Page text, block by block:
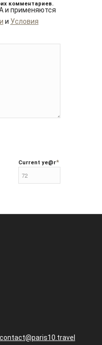
комментариев.
и применяются
и Условия
Current ye@r*
contact@paris10.travel